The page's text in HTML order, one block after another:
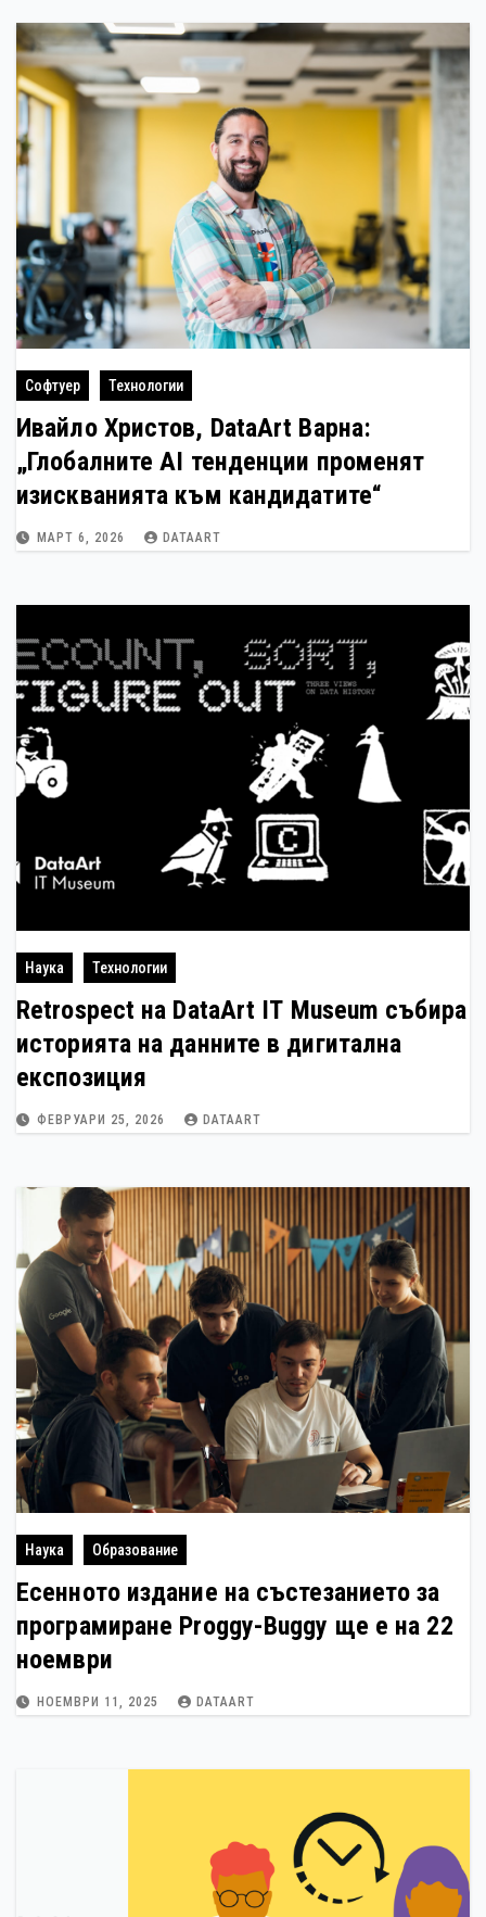
Софтуер Технологии
Ивайло Христов, DataArt Варна:
„Глобалните AI тенденции променят
изискванията към кандидатите“
МАРТ 6, 2026 DATAART
Наука Технологии
Retrospect на DataArt IT Museum събира
историята на данните в дигитална
експозиция
ФЕВРУАРИ 25, 2026 DATAART
Наука Образование
Есенното издание на състезанието за
програмиране Proggy-Buggy ще е на 22
ноември
НОЕМВРИ 11, 2025 DATAART